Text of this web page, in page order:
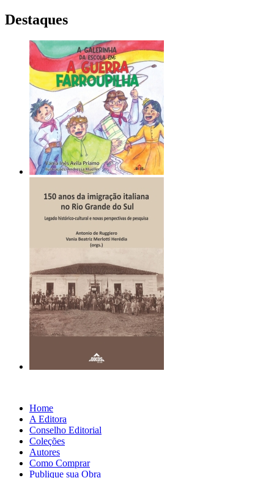
Destaques
Home
A Editora
Conselho Editorial
Coleções
Autores
Como Comprar
Publique sua Obra